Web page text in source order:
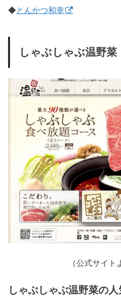
◆とんかつ和幸
しゃぶしゃぶ温野菜
（公式サイト
しゃぶしゃぶ温野菜の